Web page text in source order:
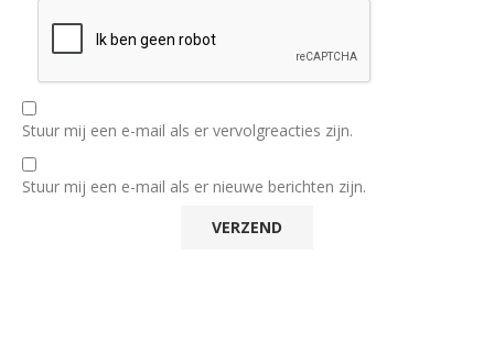
Stuur mij een e-mail als er vervolgreacties zijn.
Stuur mij een e-mail als er nieuwe berichten zijn.